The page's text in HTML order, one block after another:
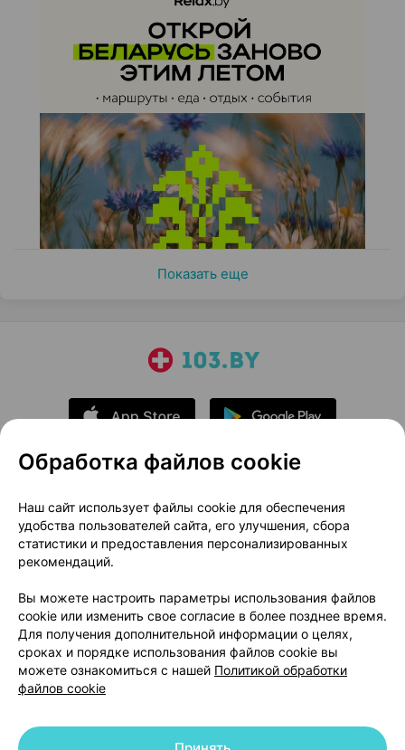
Показать еще
О проекте
Новости проекта
Размещение рекламы
Медицинский маркетинг
Публичный договор
Доставка
Способы оплаты
Вакансии
Партнеры
Написать руководителю 103.by
Написать в поддержку
Персональные настройки Cookie
Обработка файлов cookie
Наш сайт использует файлы cookie для обеспечения
удобства пользователей сайта, его улучшения, сбора
статистики и предоставления персонализированных
рекомендаций.
Вы можете настроить параметры использования файлов
cookie или изменить свое согласие в более позднее время.
Для получения дополнительной информации о целях,
сроках и порядке использования файлов cookie вы
можете ознакомиться с нашей Политикой обработки
файлов cookie